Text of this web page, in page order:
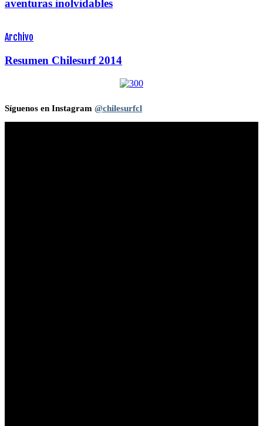
aventuras inolvidables
Archivo
Resumen Chilesurf 2014
Síguenos en Instagram @chilesurfcl